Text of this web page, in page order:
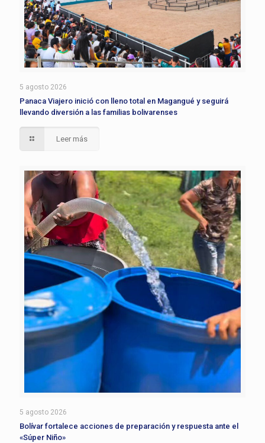
5 agosto 2026
Panaca Viajero inició con lleno total en Magangué y seguirá
llevando diversión a las familias bolivarenses
Leer más
5 agosto 2026
Bolívar fortalece acciones de preparación y respuesta ante el
«Súper Niño»